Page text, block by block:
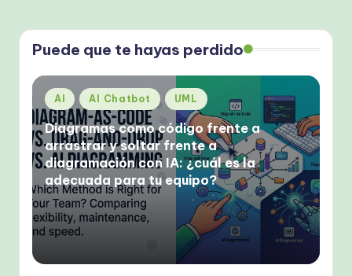
de
entradas
Puede que te hayas perdido
Publicado
en
AI AI Chatbot UML
Diagramas como código frente a
arrastrar y soltar frente a
diagramación con IA: ¿cuál es la
adecuada para tu equipo?